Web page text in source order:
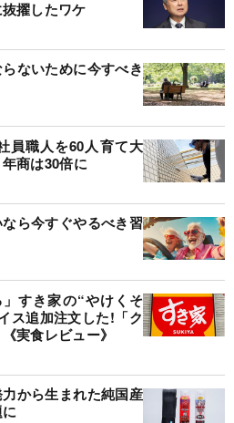
擢したワケ
ないために今すべき
員職人を60人育て大
商は30倍に
ら今すぐやるべき習
」すき家の“やけくそ
ス追加注文した!「ク
実食レビュー》
から生まれた純国産